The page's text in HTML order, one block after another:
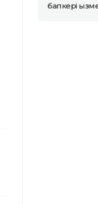
бапкері